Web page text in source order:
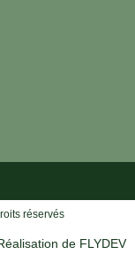
réservés
de FLYDEV